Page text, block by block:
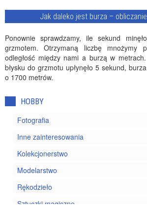
Jak daleko jest burza –
Ponownie sprawdzamy, ile sekund
grzmotem. Otrzymaną liczbę mnożymy
odległość między nami a burzą w
błysku do grzmotu upłynęło 5 sekund,
o 1700 metrów.
HOBBY
Fotografia
Inne zainteresowania
Kolekcjonerstwo
Modelarstwo
Rękodzieło
Sztuczki magiczne